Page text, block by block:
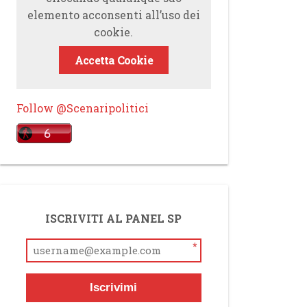
elemento acconsenti all’uso dei
cookie.
Accetta Cookie
Follow @Scenaripolitici
ISCRIVITI AL PANEL SP
*
Iscrivimi